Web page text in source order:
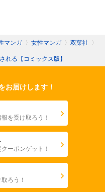
マンガ 〉 女性マンガ 〉 双葉社 〉
れる【コミックス版】
お届けします！
を受け取ろう！
ーポンゲット！
ろう！